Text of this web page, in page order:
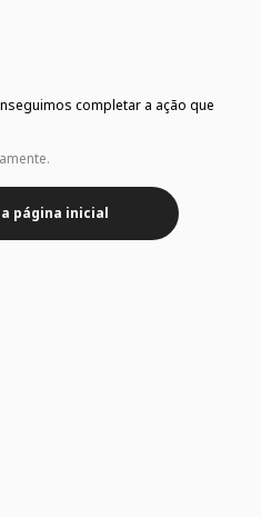
completar a ação que
página inicial